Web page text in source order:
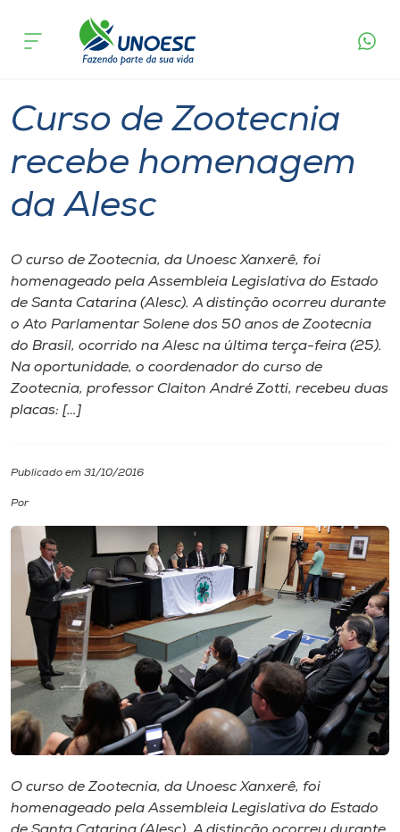
Cursos
Atendimento ao Estudante
Portal de Ensino
A
Internacionalização
Cultura
CPA
Biblioteca
Editora
Rádio
Museu
acontece
Curso de Zootecnia
recebe homenagem
da Alesc
O curso de Zootecnia, da Unoesc Xanxerê, foi
homenageado pela Assembleia Legislativa do Estado
de Santa Catarina (Alesc). A distinção ocorreu durante
o Ato Parlamentar Solene dos 50 anos de Zootecnia
do Brasil, ocorrido na Alesc na última terça-feira (25).
Na oportunidade, o coordenador do curso de
Zootecnia, professor Claiton André Zotti, recebeu duas
placas: […]
Publicado em 31/10/2016
Por
O curso de Zootecnia, da Unoesc Xanxerê, foi
homenageado pela Assembleia Legislativa do Estado